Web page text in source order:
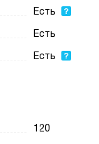
Есть
Есть
Есть
120